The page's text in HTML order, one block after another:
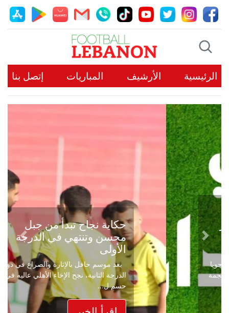
الرئيسية الأرشيف المباريات إتصل بنا
حكاية نجاح تبدأ من جبل
محسن وتنتهي في الدرجة
الأولى
بعد موسم حافل بالإثارة والصراع في دوري
الدرجة الثانية، نجح الإخاء الأهلي عاليه في
حسم ل...
Previous
Next